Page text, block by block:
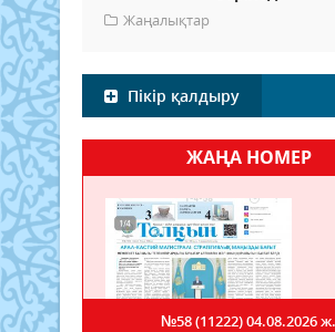
Жаңалықтар
Пікір қалдыру
ЖАҢА НОМЕР
№58 (11222)04.08.2026 ж.